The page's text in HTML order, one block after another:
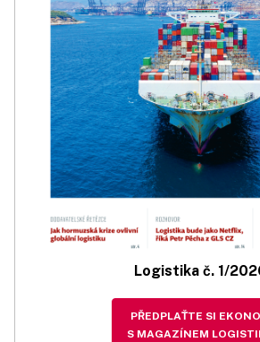
Logistika č. 1/
PŘEDPLAŤTE SI
S MAGAZÍNEM